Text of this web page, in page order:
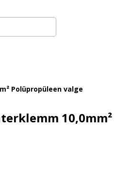
Polüpropüleen valge